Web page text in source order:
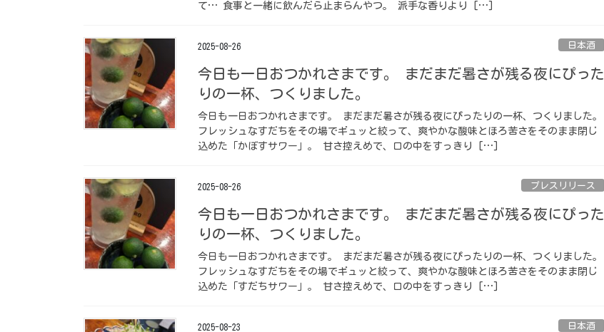
て… 食事と一緒に飲んだら止まらんやつ。 派手な香りより […]
2025-08-26 日本酒
今日も一日おつかれさまです。 まだまだ暑さが残る夜にぴった
りの一杯、つくりました。
今日も一日おつかれさまです。 まだまだ暑さが残る夜にぴったりの一杯、つくりました。
フレッシュなすだちをその場でギュッと絞って、爽やかな酸味とほろ苦さをそのまま閉じ
込めた「かぼすサワー」。 甘さ控えめで、口の中をすっきり […]
2025-08-26 プレスリリース
今日も一日おつかれさまです。 まだまだ暑さが残る夜にぴった
りの一杯、つくりました。
今日も一日おつかれさまです。 まだまだ暑さが残る夜にぴったりの一杯、つくりました。
フレッシュなすだちをその場でギュッと絞って、爽やかな酸味とほろ苦さをそのまま閉じ
込めた「すだちサワー」。 甘さ控えめで、口の中をすっきり […]
2025-08-23 日本酒